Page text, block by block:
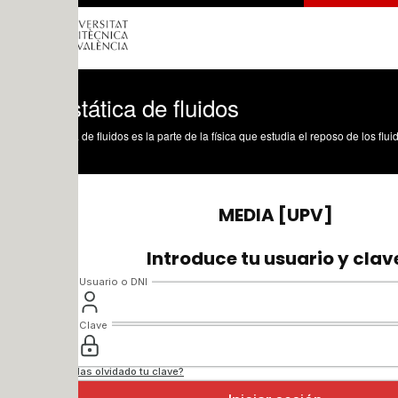
de fluidos